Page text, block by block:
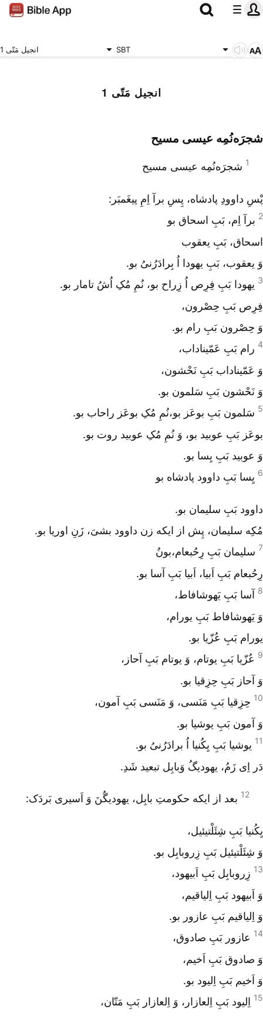
انجیل مَتّی 1 SBT
انجیل مَتّی 1
شجرَه‌نُمِه عیسی مسیح
1 شجرَه‌نُمِه عیسی مسیح
پْسِ داوودِ پادشاه، پِسِ برآ اِمِ پیغَمبَر:
2 برآ اِم، بَبِ اسحاق بو
اسحاق، بَبِ یعقوب
وَ یعقوب، بَبِ یهودا اُ بِرادَرُنیُ بو.
3 یهودا بَبِ فِرِص اُ زِراح بو، نُمِ مُکِ اُشُ تامار بو.
فِرِص بَبِ حِصْرون،
وَ حِصْرون بَبِ رام بو.
4 رام بَبِ عَمّیناداب،
وَ عَمّیناداب بَبِ نَحْشون،
وَ نَحْشون بَبِ سَلمون بو.
5 سَلمون بَبِ بوعَز بو،نُمِ مُکِ بوعَز راحاب بو.
بوعَز بَبِ عوبید بو، وَ نُمِ مُکِ عوبید روت بو.
وَ عوبید بَبِ یِسا بو.
6 یِسا بَبِ داوود پادشاه بو
داوود بَبِ سلیمان بو.
مُکِه سلیمان، پِش از ایکه زن داوود بشیَ، زَنِ اوریا بو.
7 سلیمان بَبِ رِحُبعام،بونُ
رِحُبعام بَبِ اَبیا، اَبیا بَبِ آسا بو.
8 آسا بَبِ یَهوشافاط،
وَ یَهوشافاط بَبِ یورام،
یورام بَبِ عُزّیا بو.
9 عُزّیا بَبِ یوتام، وَ یوتام بَبِ آحاز،
وَ آحاز بَبِ حِزِقیا بو.
10 حِزِقیا بَبِ مَنَسی، وَ مَنَسی بَبِ آمون،
وَ آمون بَبِ یوشیا بو.
11 یوشیا بَبِ یِکُنیا اُ برادَرُنیُ بو.
دَر اِی زَمُ، یهودیگُ وَبابِل تبعید شَدِ.
12 بعد از ایکه حکومتِ بابِل، یهودیگُنَ وَ اَسیری بَردَک:
یِکُنیا بَبِ شِئَلْتیئیل،
وَ شِئَلْتیئیل بَبِ زِروبابِل بو.
13 زِروبابِل بَبِ اَبیهود،
وَ اَبیهود بَبِ اِلیاقیم،
وَ اِلیاقیم بَبِ عازور بو.
14 عازور بَبِ صادوق،
وَ صادوق بَبِ اَخیم،
وَ اَخیم بَبِ اِلیود بو.
15 اِلیود بَبِ اِلعازار، وَ اِلعازار بَبِ مَتّان،